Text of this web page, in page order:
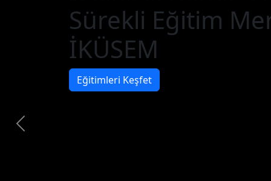
Sürekli Eğitim
İKÜSEM
Eğitimleri Keşfet